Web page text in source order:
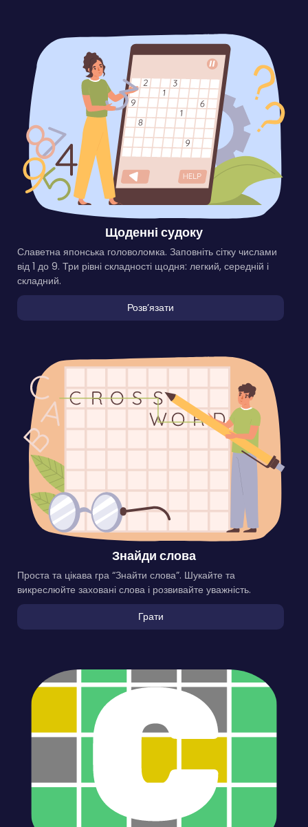
Щоденні судоку
Славетна японська головоломка. Заповніть сітку числами
від 1 до 9. Три рівні складності щодня: легкий, середній і
складний.
Розвʼязати
Знайди слова
Проста та цікава гра “Знайти слова”. Шукайте та
викреслюйте заховані слова і розвивайте уважність.
Грати